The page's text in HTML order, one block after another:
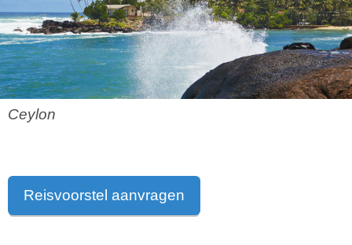
Ceylon
Reisvoorstel aanvragen